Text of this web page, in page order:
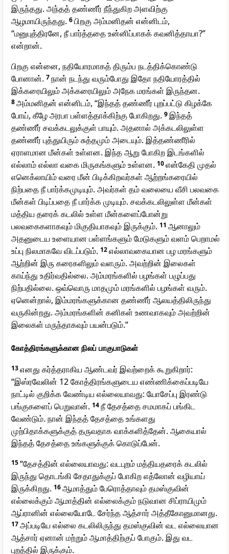
இருந்தது. அந்தத் தண்ணீர் நீந்துகிற அளவிற்கு
ஆழமாயிருந்தது. 6பிறகு அம்மனிதன் என்னிடம்,
“மனுபுத்திரனே, நீ பார்த்ததை உன்னிப்பாகக் கவனித்தாயா?”
என்றான்.
பிறகு என்னை, நதியோரமாகத் திரும்ப நடத்திக்கொண்டு
போனான். 7நான் நடந்து வரும்போது இதோ நதியோரத்தில்
இக்கரையிலும் அக்கரையிலும் அநேக மரங்கள் இருந்தன.
8அம்மனிதன் என்னிடம், “இந்தத் தண்ணீர் புறப்பட்டு கிழக்கே
போய், கீழே அரபா பள்ளத்தாக்கிற்கு போகிறது. 9இந்தத்
தண்ணீர் சவக்கடலுக்குள் பாயும். அதனால் அக்கடலிலுள்ள
தண்ணீர் புத்துயிரும் சுத்தமும் அடையும். இத்தண்ணீரில்
ஏராளமான மீன்கள் உள்ளன. இந்த ஆறு போகிற இடங்களில்
எல்லாம் எல்லா வகை மிருகங்களும் உள்ளன. 10என்கேதி முதல்
எனெக்லாயிம் வரை மீன் பிடிக்கிறவர்கள் ஆற்றங்கரையில்
நிற்பதை நீ பார்க்கமுடியும். அவர்கள் தம் வலையை வீசி பலவகை
மீன்கள் பிடிப்பதை நீ பார்க்க முடியும். சவக்கடலிலுள்ள மீன்கள்
மத்திய தரைக் கடலில் உள்ள மீன்களைப்போன்று
பலவகைகளாகவும் மிகுதியாகவும் இருக்கும். 11 ஆனாலும்
அதனுடைய உளையான பள்ளங்களும் மேடுகளும் வளம் பெறாமல்
உப்பு நிலமாகவே விடப்படும். 12எல்லாவகையான பழ மரங்களும்
ஆற்றின் இரு கரைகளிலும் வளரும். அவற்றின் இலைகள்
காய்ந்து உதிர்வதில்லை. அம்மரங்களில் பழங்கள் பழுப்பது
நிற்பதில்லை. ஒவ்வொரு மாதமும் மரங்களில் பழங்கள் வரும்.
ஏனென்றால், இம்மரங்களுக்கான தண்ணீர் ஆலயத்திலிருந்து
வருகின்றது. அம்மரங்களின் கனிகள் உணவாகவும் அவற்றின்
இலைகள் மருந்தாகவும் பயன்படும்.”
கோத்திரங்களுக்கான நிலப் பாகுபாடுகள்
13எனது கர்த்தராகிய ஆண்டவர் இவற்றைக் கூறுகிறார்:
“இஸ்ரவேலின் 12 கோத்திரங்களுடைய எண்ணிக்கைப்படியே
நாட்டில் குறிக்க வேண்டிய எல்லையாவது: யோசேப்பு இரண்டு
பங்குகளைப் பெறுவான். 14நீ தேசத்தை சமமாகப் பங்கிட
வேண்டும். நான் இந்தத் தேசத்தை உங்களது
முற்பிதாக்களுக்குத் தருவதாக வாக்களித்தேன். ஆகையால்
இந்தத் தேசத்தை உங்களுக்குக் கொடுப்பேன்.
15“தேசத்தின் எல்லையாவது: வடபுறம் மத்தியதரைக் கடலில்
இருந்து தொடங்கி சேதாதுக்குப் போகிற எத்லோன் வழியாய்
இருக்கிறது. 16ஆமாத்தும் பேரொத்தாவும் தமஸ்குவின்
எல்லைக்கும் ஆமாத்தின் எல்லைக்கும் நடுவான சிப்ராயிமும்
ஆப்ரானின் எல்லையோடே சேர்ந்த ஆத்சார் அத்தீகோனுமானது.
17அப்படியே எல்லை கடலிலிருந்து தமஸ்குவின் வட எல்லையான
ஆத்சார் ஏனான் மற்றும் ஆமாத்திற்குப் போகும். இது வட
புறத்தில் இருக்கும்.